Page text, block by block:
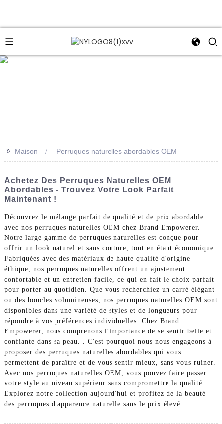
>> Maison Perruques naturelles abordables OEM
Achetez Des Perruques Naturelles OEM
Abordables - Trouvez Votre Look Parfait
Maintenant !
Découvrez le mélange parfait de qualité et de prix abordable
avec nos perruques naturelles OEM chez Brand Empowerer.
Notre large gamme de perruques naturelles est conçue pour
offrir un look naturel et sans couture, tout en étant économique.
Fabriquées avec des matériaux de haute qualité d'origine
éthique, nos perruques naturelles offrent un ajustement
confortable et un entretien facile, ce qui en fait le choix parfait
pour porter au quotidien. Que vous recherchiez un carré élégant
ou des boucles volumineuses, nos perruques naturelles OEM sont
disponibles dans une variété de styles et de longueurs pour
répondre à vos préférences individuelles. Chez Brand
Empowerer, nous comprenons l'importance de se sentir belle et
confiante dans sa peau. . C'est pourquoi nous nous engageons à
proposer des perruques naturelles abordables qui vous
permettent de paraître et de vous sentir mieux, sans vous ruiner.
Avec nos perruques naturelles OEM, vous pouvez faire passer
votre style au niveau supérieur sans compromettre la qualité.
Explorez notre collection aujourd'hui et profitez de la beauté
des perruques d'apparence naturelle sans le prix élevé